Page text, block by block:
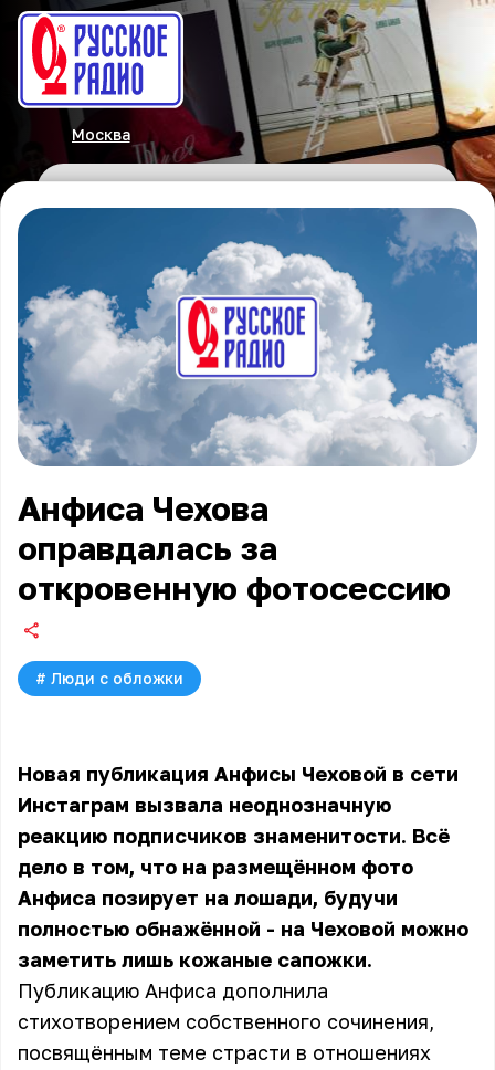
Москва
Анфиса Чехова
оправдалась за
откровенную фотосессию
# Люди с обложки
Новая публикация Анфисы Чеховой в сети
Инстаграм вызвала неоднозначную
реакцию подписчиков знаменитости. Всё
дело в том, что на размещённом фото
Анфиса позирует на лошади, будучи
полностью обнажённой - на Чеховой можно
заметить лишь кожаные сапожки.
Публикацию Анфиса дополнила
стихотворением собственного сочинения,
посвящённым теме страсти в отношениях